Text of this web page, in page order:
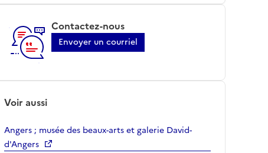
Contactez-nous
Envoyer un courriel
Voir aussi
Angers ; musée des beaux-arts et galerie David-
d'Angers